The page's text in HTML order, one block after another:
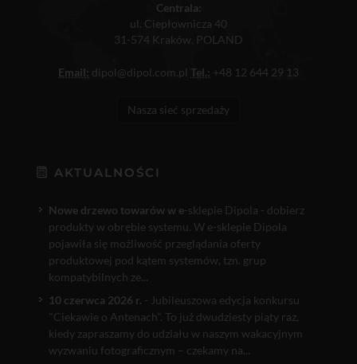
Centrala:
ul. Ciepłownicza 40
31-574 Kraków, POLAND
Email: dipol@dipol.com.pl Tel.: +48 12 644 29 13
Nasza sieć sprzedaży
AKTUALNOŚCI
Nowe drzewo towarów w e-sklepie Dipola - dobierz
produkty w obrębie systemu. W e-sklepie Dipola
pojawiła się możliwość przeglądania oferty
produktowej pod kątem systemów, tzn. grup
kompatybilnych ze...
10 czerwca 2026 r. - Jubileuszowa edycja konkursu
"Ciekawie o Antenach". To już dwudziesty piąty raz,
kiedy zapraszamy do udziału w naszym wakacyjnym
wyzwaniu fotograficznym – czekamy na...